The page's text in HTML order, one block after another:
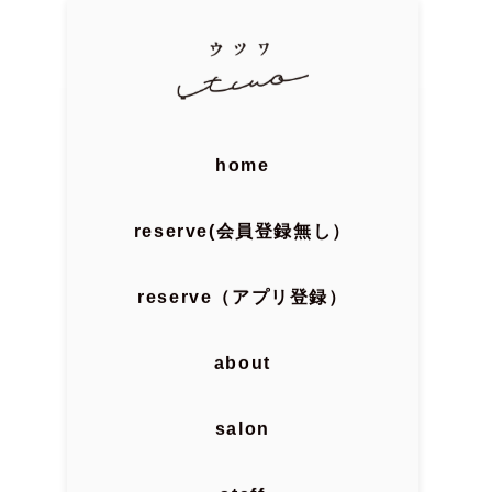
home
reserve(会員登録無し）
reserve（アプリ登録）
about
salon